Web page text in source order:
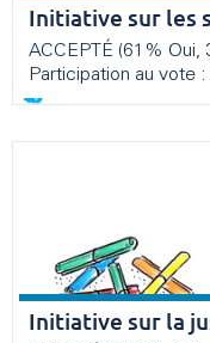
Initiative sur les
ACCEPTÉ (61% Oui,
Participation au vote
Initiative sur la